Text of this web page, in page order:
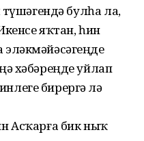
булһа ла,
яҡтан, һин
хәбәреңде уйлап
бирергә лә
Асҡарға бик ныҡ